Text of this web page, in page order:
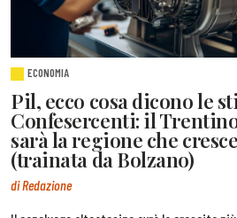
ECONOMIA
Pil, ecco cosa dicono le
Confesercenti: il
sarà la regione che
(trainata da Bolzano)
di Redazione